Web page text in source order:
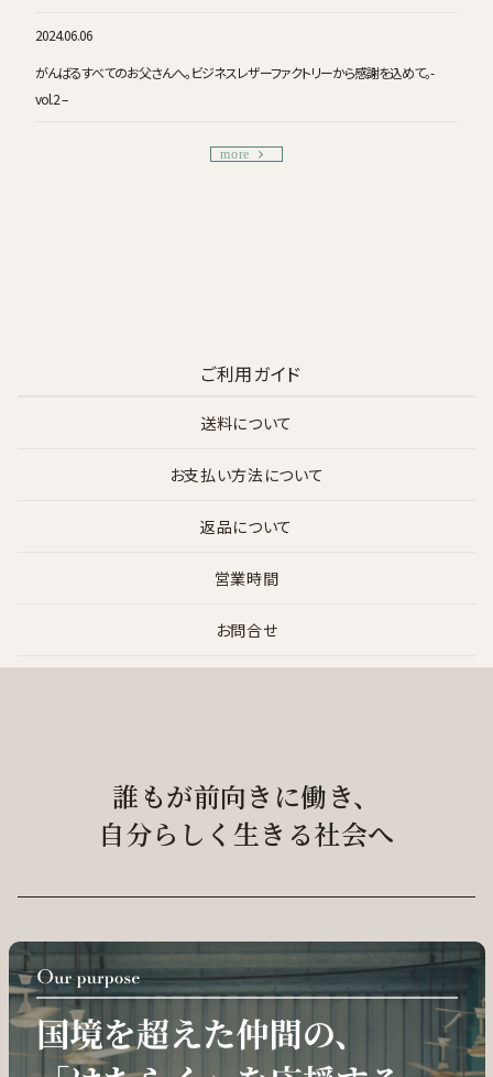
2024.06.06
がんばるすべてのお父さんへ。ビジネスレザーファクトリーから感謝を込めて。-
vol.2 –
more
ご利用ガイド
送料について
お支払い方法について
返品について
営業時間
お問合せ
誰もが前向きに働き、
自分らしく生きる社会へ